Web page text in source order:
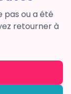
pas ou a été
retourner à